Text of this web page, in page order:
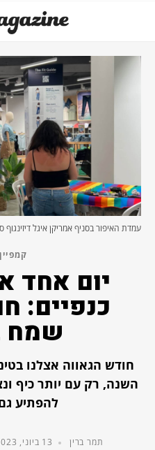
עמדת האיפור בסניף אמריקן איגל
יום אחד
כנפיים:
שמח
חודש הגאווה אצלנו
השנה, רק עם יותר כיף
להפתיע
תמר ברין 13 ביוני, 2023